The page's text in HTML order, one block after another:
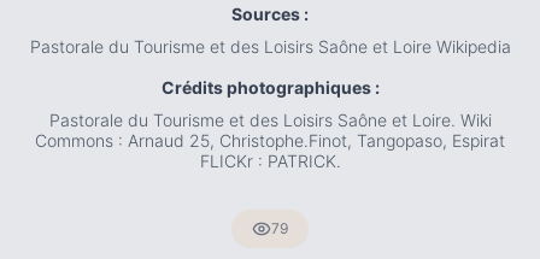
Sources :
Pastorale du Tourisme et des Loisirs Saône et Loire Wikipedia
Crédits photographiques :
Pastorale du Tourisme et des Loisirs Saône et Loire. Wiki
Commons : Arnaud 25, Christophe.Finot, Tangopaso, Espirat
FLICKr : PATRICK.
79